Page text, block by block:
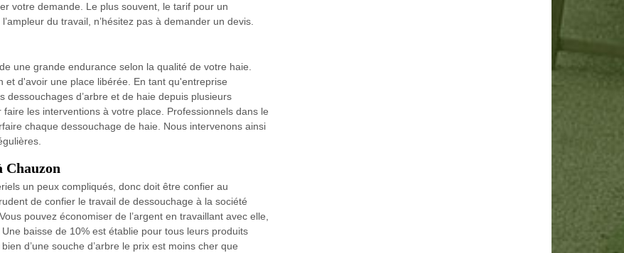
votre demande. Le plus souvent, le tarif pour un
du travail, n’hésitez pas à demander un devis.
une grande endurance selon la qualité de votre haie.
d'avoir une place libérée. En tant qu'entreprise
d’arbre et de haie depuis plusieurs
les interventions à votre place. Professionnels dans le
chaque dessouchage de haie. Nous intervenons ainsi
Chauzon
un peux compliqués, donc doit être confier au
de confier le travail de dessouchage à la société
pouvez économiser de l’argent en travaillant avec elle,
baisse de 10% est établie pour tous leurs produits
d’une souche d’arbre le prix est moins cher que